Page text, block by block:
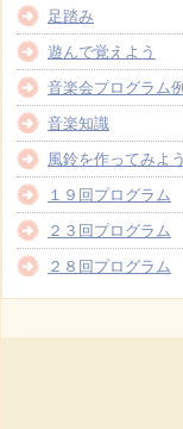
足踏み
遊んで覚えよう
音楽会プログラム例
音楽知識
風鈴を作ってみよ
１９回プログラム
２３回プログラム
２８回プログラム